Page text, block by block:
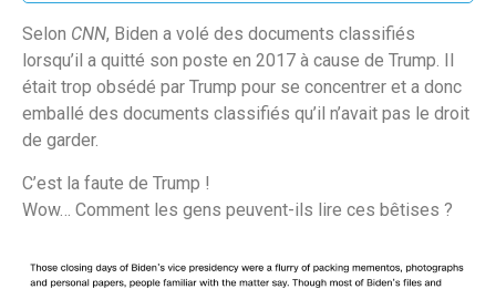
Selon CNN, Biden a volé des documents classifiés
lorsqu’il a quitté son poste en 2017 à cause de Trump. Il
était trop obsédé par Trump pour se concentrer et a donc
emballé des documents classifiés qu’il n’avait pas le droit
de garder.
C’est la faute de Trump !
Wow… Comment les gens peuvent-ils lire ces bêtises ?